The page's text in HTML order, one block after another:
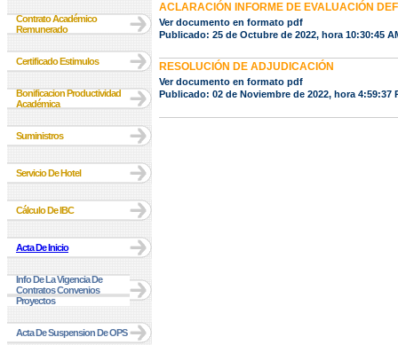
Contrato Académico
Remunerado
Certificado Estimulos
Bonificacion Productividad
Académica
Suministros
Servicio De Hotel
Cálculo De IBC
Acta De Inicio
Info De La Vigencia De
Contratos Convenios
Proyectos
Acta De Suspension De OPS
ACLARACIÓN INFORME DE EVALUACIÓN
Ver documento en formato pdf
Publicado: 25 de Octubre de 2022, hora 10:30:45
RESOLUCIÓN DE ADJUDICACIÓN
Ver documento en formato pdf
Publicado: 02 de Noviembre de 2022, hora 4:59:37